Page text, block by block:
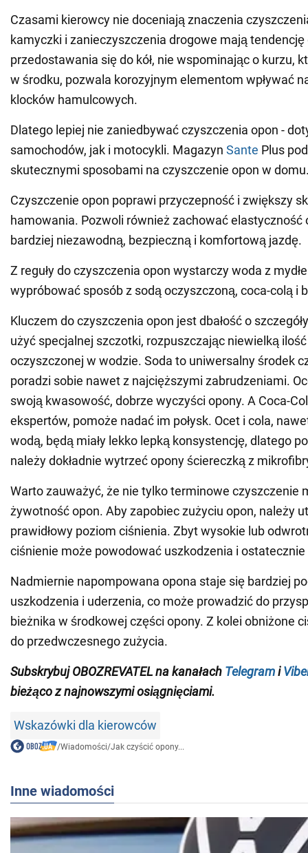
Czasami kierowcy nie doceniają znaczenia
kamyczki i zanieczyszczenia drogowe mają tendencję
przedostawania się do kół, nie wspominając o kurzu,
w środku, pozwala korozyjnym elementom wpływać
klocków hamulcowych.
Dlatego lepiej nie zaniedbywać czyszczenia opon -
samochodów, jak i motocykli. Magazyn Sante Plus
skutecznymi sposobami na czyszczenie opon w
Czyszczenie opon poprawi przyczepność i zwiększy
hamowania. Pozwoli również zachować elastyczność
bardziej niezawodną, bezpieczną i komfortową jazdę.
Z reguły do czyszczenia opon wystarczy woda z
wypróbować sposób z sodą oczyszczoną, coca-colą i
Kluczem do czyszczenia opon jest dbałość o
użyć specjalnej szczotki, rozpuszczając niewielką
oczyszczonej w wodzie. Soda to uniwersalny środek
poradzi sobie nawet z najcięższymi zabrudzeniami.
swoją kwasowość, dobrze wyczyści opony. A Coca-
ekspertów, pomoże nadać im połysk. Ocet i cola,
wodą, będą miały lekko lepką konsystencję, dlatego
należy dokładnie wytrzeć opony ściereczką z
Warto zauważyć, że nie tylko terminowe czyszczenie
żywotność opon. Aby zapobiec zużyciu opon, należy
prawidłowy poziom ciśnienia. Zbyt wysokie lub
ciśnienie może powodować uszkodzenia i
Nadmiernie napompowana opona staje się bardziej
uszkodzenia i uderzenia, co może prowadzić do
bieżnika w środkowej części opony. Z kolei obniżone
do przedwczesnego zużycia.
Subskrybuj OBOZREVATEL nakanałach Telegrami
bieżąco z najnowszymi osiągnięciami.
Wskazówki dla kierowców
/Wiadomości/Jak czyścić opony...
Inne wiadomości